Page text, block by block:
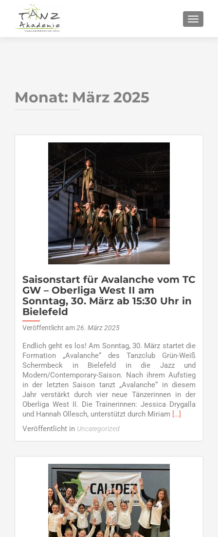
Monat: März 2025
Saisonstart für Avalanche vom TC
GW – Oberliga West II am
Sonntag, 30. März ab 15:30 Uhr in
Bielefeld
Veröffentlicht am26. März 2025
Endlich geht es los! Am Sonntag, 30. März startet die
Formation „Avalanche“ des Tanzclub Grün-Weiß
Schermbeck in Bielefeld in die Jazz und
Modern/Contemporary-Saison. Nach ihrem Aufstieg
in der letzten Saison tanzt „Avalanche“ in diesem
Jahr verstärkt durch vier neue Tänzerinnen in der
Oberliga West II. Die Trainerinnen: Jessica Drygalla
und Hannah Ollesch, unterstützt durch Miriam Read
Saisonstart
[…]
Veröffentlicht in Uncategorized